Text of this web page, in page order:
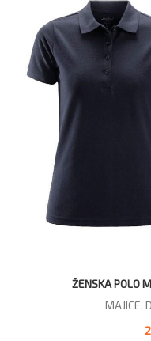
ŽENSKA POLO
MAJICE,